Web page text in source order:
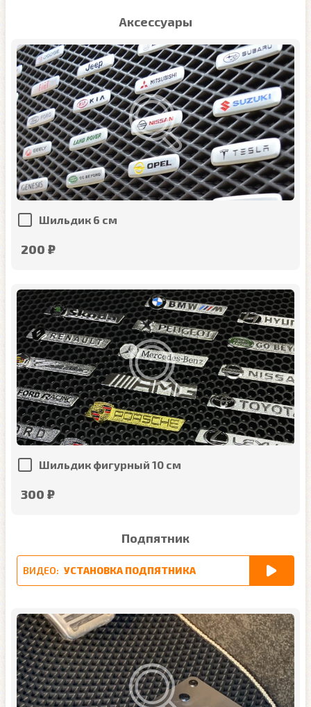
Аксессуары
Шильдик 6 см
200 ₽
Шильдик фигурный 10 см
300 ₽
Подпятник
ВИДЕО: УСТАНОВКА ПОДПЯТНИКА